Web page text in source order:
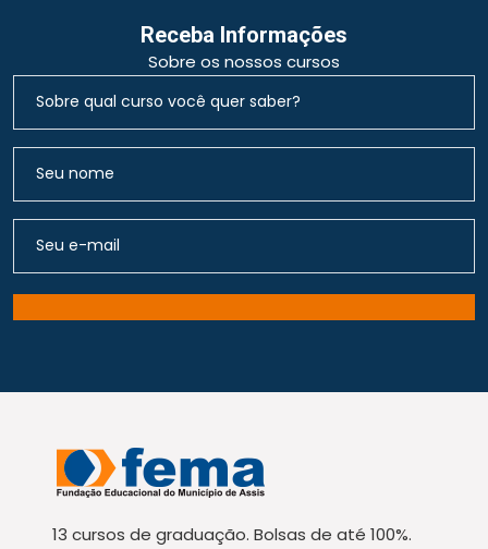
Receba Informações
Sobre os nossos cursos
13 cursos de graduação. Bolsas de até 100%.